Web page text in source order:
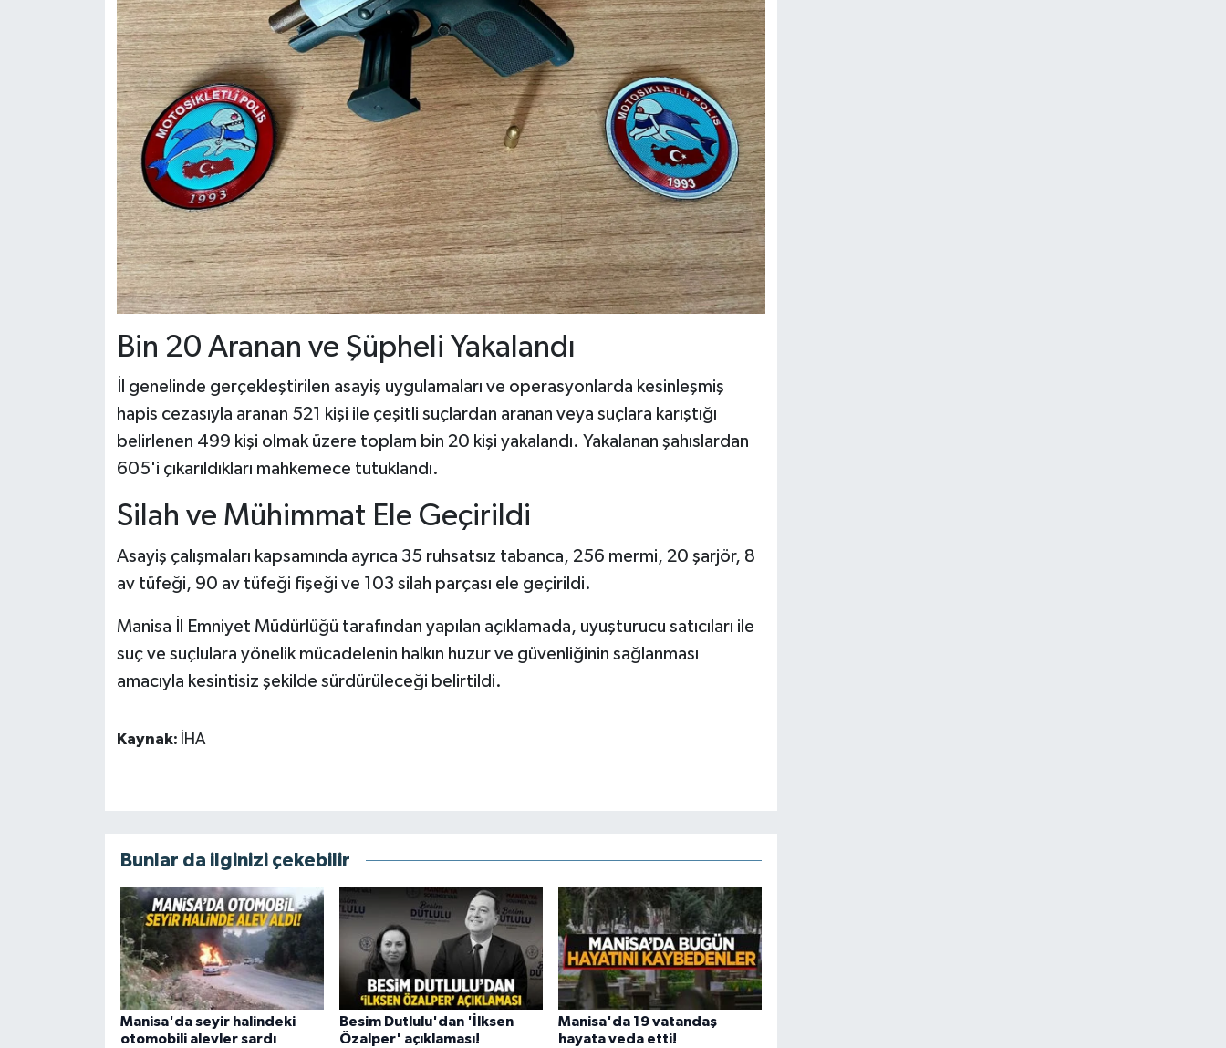
Bin 20 Aranan ve Şüpheli Yakalandı
İl genelinde gerçekleştirilen asayiş uygulamaları ve operasyonlarda kesinleşmiş
hapis cezasıyla aranan 521 kişi ile çeşitli suçlardan aranan veya suçlara karıştığı
belirlenen 499 kişi olmak üzere toplam bin 20 kişi yakalandı. Yakalanan şahıslardan
605'i çıkarıldıkları mahkemece tutuklandı.
Silah ve Mühimmat Ele Geçirildi
Asayiş çalışmaları kapsamında ayrıca 35 ruhsatsız tabanca, 256 mermi, 20 şarjör, 8
av tüfeği, 90 av tüfeği fişeği ve 103 silah parçası ele geçirildi.
Manisa İl Emniyet Müdürlüğü tarafından yapılan açıklamada, uyuşturucu satıcıları ile
suç ve suçlulara yönelik mücadelenin halkın huzur ve güvenliğinin sağlanması
amacıyla kesintisiz şekilde sürdürüleceği belirtildi.
Kaynak: İHA
Bunlar da ilginizi çekebilir
Manisa'da seyir halindeki
otomobili alevler sardı
Besim Dutlulu'dan 'İlksen
Özalper' açıklaması!
Manisa'da 19 vatandaş
hayata veda etti!